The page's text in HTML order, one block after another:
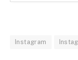
Instagram